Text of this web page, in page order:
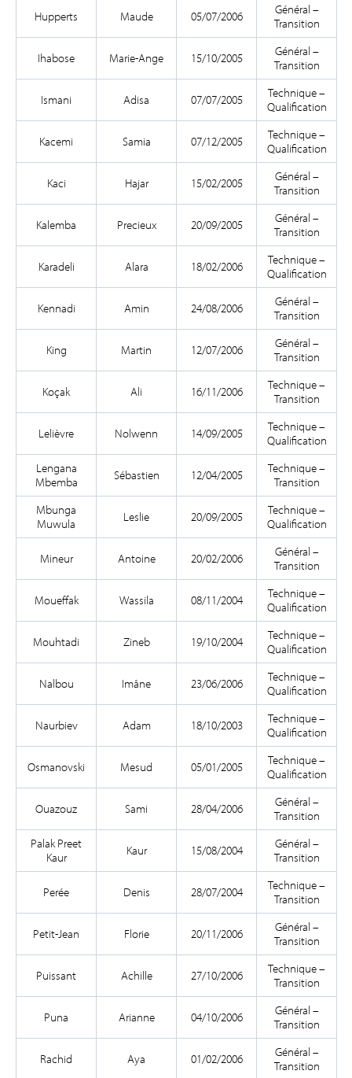
Hupperts Maude 05/07/2006
Général –
Transition
Ihabose Marie-Ange 15/10/2005
Général –
Transition
Ismani Adisa 07/07/2005
Technique –
Qualification
Kacemi Samia 07/12/2005
Technique –
Qualification
Kaci Hajar 15/02/2005
Général –
Transition
Kalemba Precieux 20/09/2005
Général –
Transition
Karadeli Alara 18/02/2006
Technique –
Qualification
Kennadi Amin 24/08/2006
Général –
Transition
King Martin 12/07/2006
Général –
Transition
Koçak Ali 16/11/2006
Technique –
Transition
Lelièvre Nolwenn 14/09/2005
Technique –
Qualification
Lengana
Mbemba
Sébastien 12/04/2005
Technique –
Transition
Mbunga
Muwula
Leslie 20/09/2005
Technique –
Qualification
Mineur Antoine 20/02/2006
Général –
Transition
Moueffak Wassila 08/11/2004
Technique –
Qualification
Mouhtadi Zineb 19/10/2004
Technique –
Qualification
Nalbou Imâne 23/06/2006
Technique –
Qualification
Naurbiev Adam 18/10/2003
Technique –
Qualification
Osmanovski Mesud 05/01/2005
Technique –
Qualification
Ouazouz Sami 28/04/2006
Général –
Transition
Palak Preet
Kaur
Kaur 15/08/2004
Général –
Transition
Perée Denis 28/07/2004
Technique –
Transition
Petit-Jean Florie 20/11/2006
Général –
Transition
Puissant Achille 27/10/2006
Technique –
Transition
Puna Arianne 04/10/2006
Général –
Transition
Rachid Aya 01/02/2006
Général –
Transition